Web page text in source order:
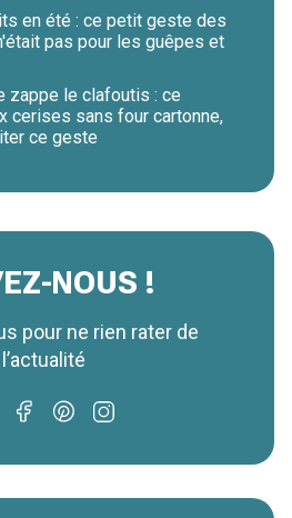
en été : ce petit geste des
pas pour les guêpes et
zappe le clafoutis : ce
cerises sans four cartonne,
ce geste
NOUS !
pour ne rien rater de
l’actualité